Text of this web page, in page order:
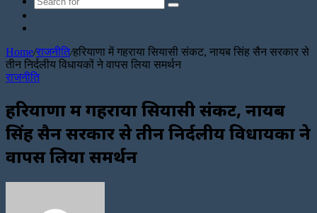
Search
Home/राजनीति/हरियाणा में गहराया सियासी ‌संकट, नायब सिंह सैन सरकार से
तीन निर्दलीय विधायकों ने वापस लिया समर्थन
राजनीति
हरियाणा में गहराया सियासी ‌संकट, नायब
सिंह सैन सरकार से तीन निर्दलीय विधायकों ने
वापस लिया समर्थन